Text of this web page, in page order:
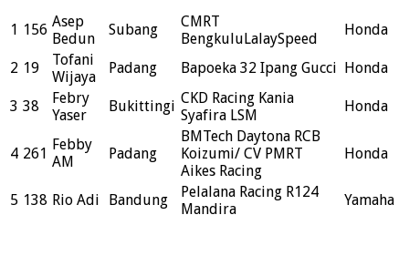
1 156 Asep
Bedun
Subang
CMRT
BengkuluLalaySpeed
Honda
2 19
Tofani
Wijaya
Padang Bapoeka 32 Ipang Gucci Honda
3 38
Febry
Yaser
Bukittingi CKD Racing Kania
Syafira LSM
Honda
4 261
Febby
AM
Padang
BMTech Daytona RCB
Koizumi/ CV PMRT
Aikes Racing
Honda
5 138 Rio Adi Bandung
Pelalana Racing R124
Mandira
Yamaha